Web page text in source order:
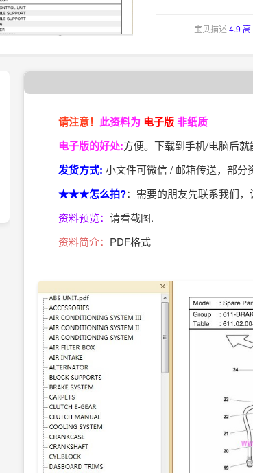
宝贝描述 4.9 高
请注意！ 此资料为 电子版非纸质
电子版的好处:方便。下载到手机/电脑后
发货方式: 小文件可微信 / 邮箱传送，部分
★★★怎么拍?：需要的朋友先联系我们，
资料预览： 请看截图.
资料简介： PDF格式